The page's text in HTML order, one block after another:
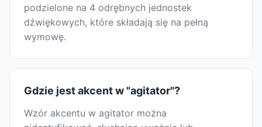
podzielone na 4 odrębnych jednostek
dźwiękowych, które składają się na pełną
wymowę.
Gdzie jest akcent w "agitator"?
Wzór akcentu w agitator można